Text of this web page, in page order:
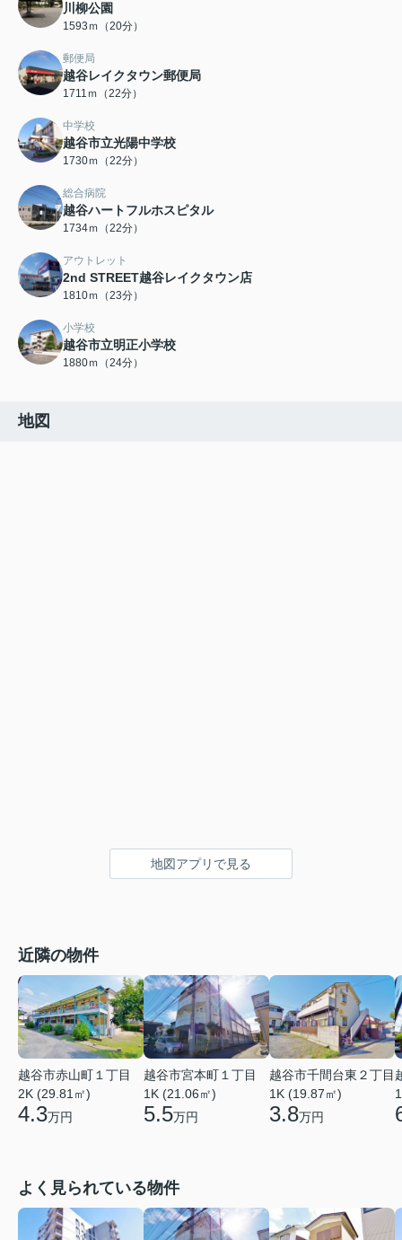
川柳公園
1593ｍ（20分）
郵便局
越谷レイクタウン郵便局
1711ｍ（22分）
中学校
越谷市立光陽中学校
1730ｍ（22分）
総合病院
越谷ハートフルホスピタル
1734ｍ（22分）
アウトレット
2nd STREET越谷レイクタウン店
1810ｍ（23分）
小学校
越谷市立明正小学校
1880ｍ（24分）
地図
地図アプリで見る
近隣の物件
越谷市赤山町１丁目
2K (29.81㎡)
4.3万円
越谷市宮本町１丁目
1K (21.06㎡)
5.5万円
越谷市千間台東２丁目
1K (19.87㎡)
3.8万円
よく見られている物件